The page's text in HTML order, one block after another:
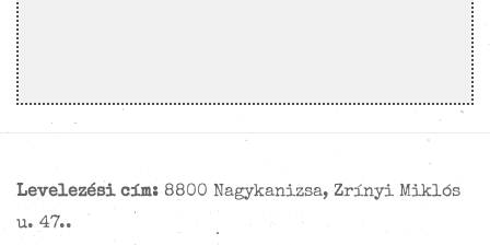
Levelezési cím: 8800 Nagykanizsa, Zrínyi Miklós
u. 47..